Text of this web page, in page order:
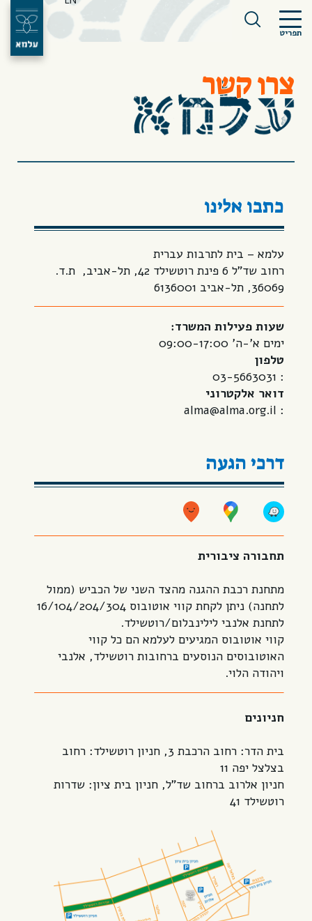
תפריט
צרו קשר
כתבו אלינו
עלמא – בית לתרבות עברית
רחוב שד”ל 6 פינת רוטשילד 42, תל-אביב, ת.ד.
36069, תל-אביב 6136001
שעות פעילות המשרד:
ימים א’-ה’ 09:00-17:00
טלפון
: 03-5663031
דואר אלקטרוני
: alma@alma.org.il
דרכי הגעה
תחבורה ציבורית
מתחנת רכבת ההגנה מהצד השני של הכביש (ממול
לתחנה) ניתן לקחת קווי אוטובוס 16/104/204/304
לתחנת אלנבי לילינבלום/רוטשילד.
קווי אוטובוס המגיעים לעלמא הם כל קווי
האוטובוסים הנוסעים ברחובות רוטשילד, אלנבי
ויהודה הלוי.
חניונים
בית הדר: רחוב הרכבת 3, חניון רוטשילד: רחוב
בצלצל יפה 11
חניון אלרוב ברחוב שד"ל, חניון בית ציון: שדרות
רוטשילד 41